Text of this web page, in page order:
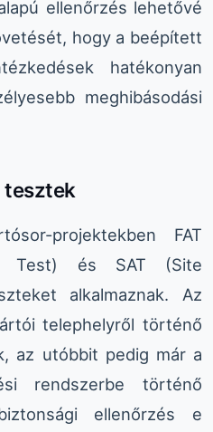
ellenőrzés lehetővé
hogy a beépített
hatékonyan
meghibásodási
tesztek
projektekben FAT
Test) és SAT (Site
alkalmaznak. Az
telephelyről történő
az utóbbit pedig már a
rendszerbe történő
ellenőrzés e